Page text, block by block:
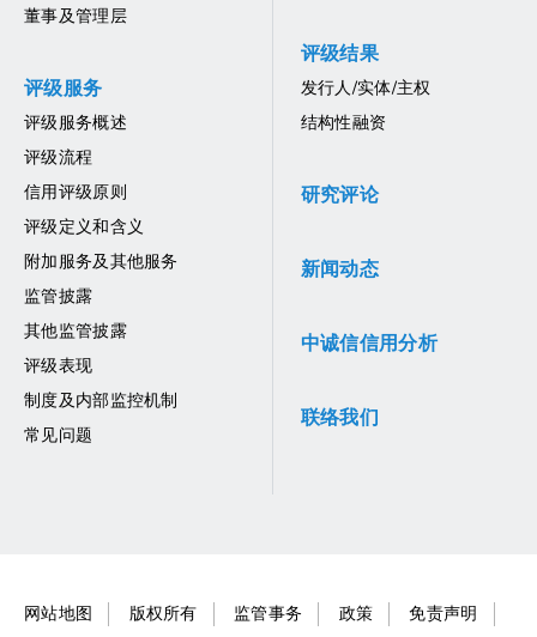
董事及管理层
评级服务
评级服务概述
评级流程
信用评级原则
评级定义和含义
附加服务及其他服务
监管披露
其他监管披露
评级表现
制度及内部监控机制
常见问题
评级结果
发行人/实体/主权
结构性融资
研究评论
新闻动态
中诚信信用分析
联络我们
网站地图 版权所有 监管事务 政策 免责声明